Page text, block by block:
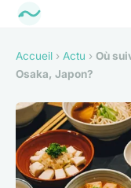
Accueil › Actu › Où
Osaka, Japon?